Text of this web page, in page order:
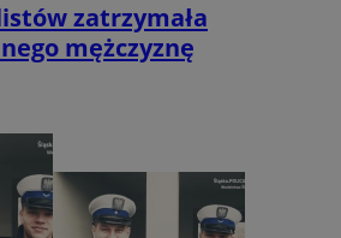
zatrzymała
mężczyznę